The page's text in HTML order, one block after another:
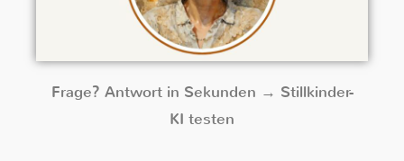
Frage? Antwort in Sekunden → Stillkinder-
KI testen